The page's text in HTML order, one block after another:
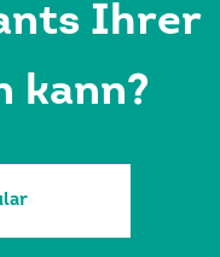
Ihrer
kann?